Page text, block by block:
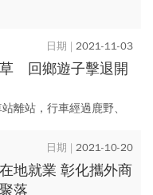
2021-11-03
回鄉遊子擊退開
離站，行車經過鹿野、
海岸山脈中面積最大的盆
點綴仙氣...
2021-10-20
地就業 彰化攜外商
落